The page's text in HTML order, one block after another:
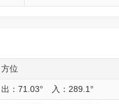
方位
出：71.03° 入：289.1°